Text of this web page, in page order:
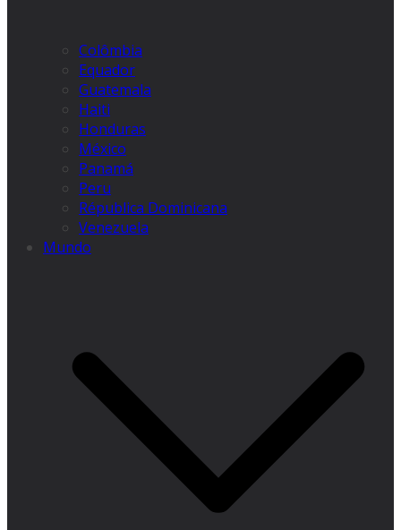
Colômbia
Equador
Guatemala
Haiti
Honduras
México
Panamá
Peru
Républica Dominicana
Venezuela
Mundo